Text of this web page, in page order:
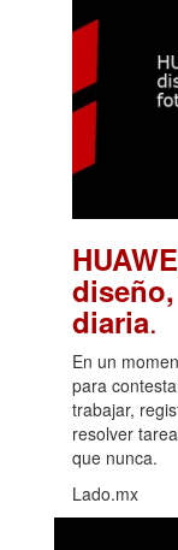
diaria.
En un
para
trabajar,
resolver
que nunca.
Lado.mx